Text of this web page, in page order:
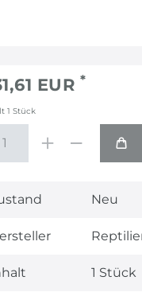
EUR *
1Stück
Neu
1 Stück